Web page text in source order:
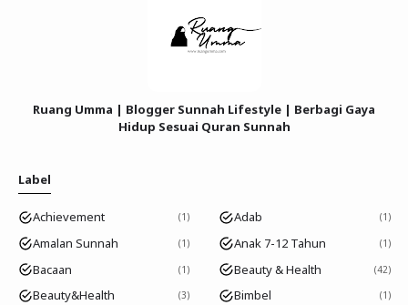
Ruang Umma | Blogger Sunnah Lifestyle | Berbagi Gaya
Hidup Sesuai Quran Sunnah
Label
Achievement 1 Adab 1
Amalan Sunnah 1 Anak 7-12 Tahun 1
Bacaan 1 Beauty & Health 42
Beauty&Health 3 Bimbel 1